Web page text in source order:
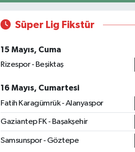
Süper Lig Fikstür
15 Mayıs, Cuma
Rizespor - Beşiktaş
16 Mayıs, Cumartesi
Fatih Karagümrük - Alanyaspor
Gaziantep FK - Başakşehir
Samsunspor - Göztepe